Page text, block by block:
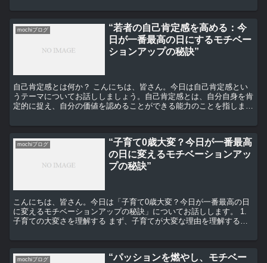
mochiブログ
“若者の自己肯定感を高める：今
日が一番最高の日にするモチベー
ションアップの秘訣”
自己肯定感とは何か？ こんにちは、皆さん。今日は自己肯定感とい
うテーマについてお話ししましょう。自己肯定感とは、自分自身を肯
定的に捉え、自分の価値を認めることができる能力のことを指しま
mochiブログ
“子育て0歳大変？今日が一番最高
の日に変えるモチベーションアッ
プの秘訣”
こんにちは、皆さん。今日は「子育て0歳大変？今日が一番最高の日
に変えるモチベーションアップの秘訣」についてお話しします。 1.
子育ての大変さを理解する まず、子育てが大変な理由を理解するこ
mochiブログ
“パッションを燃やし、モチベー